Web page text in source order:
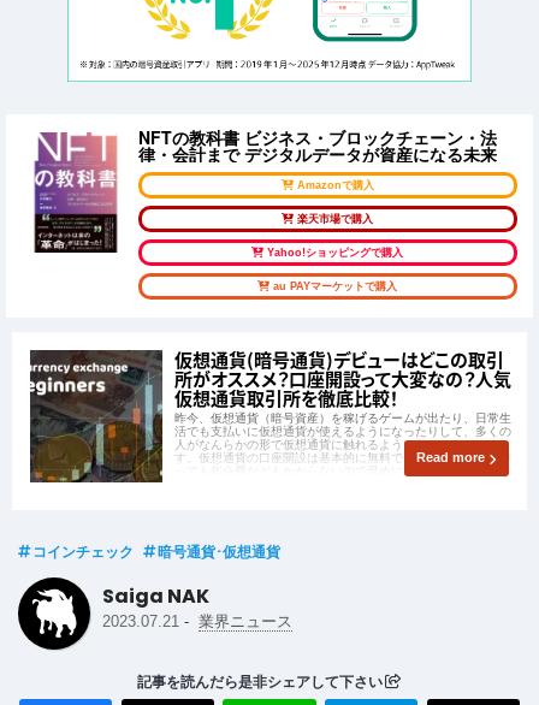
NFTの教科書 ビジネス・ブロックチェーン・法
律・会計まで デジタルデータが資産になる未来
Amazonで購入
楽天市場で購入
Yahoo!ショッピングで購入
au PAYマーケットで購入
仮想通貨(暗号通貨)デビューはどこの取引
所がオススメ？口座開設って大変なの？人気
仮想通貨取引所を徹底比較！
昨今、仮想通貨（暗号資産）を稼げるゲームが出たり、日常生
活でも支払いに仮想通貨が使えるようになったりして、多くの
人がなんらかの形で仮想通貨に触れるようになってきていま
す。仮想通貨の口座開設は基本的に無料でおこなえ、口座を作
っても年会費などもかからないので早めに作っておくのがおす
Read more
コインチェック 暗号通貨･仮想通貨
Saiga NAK
2023.07.21 - 業界ニュース
記事を読んだら是非シェアして下さい